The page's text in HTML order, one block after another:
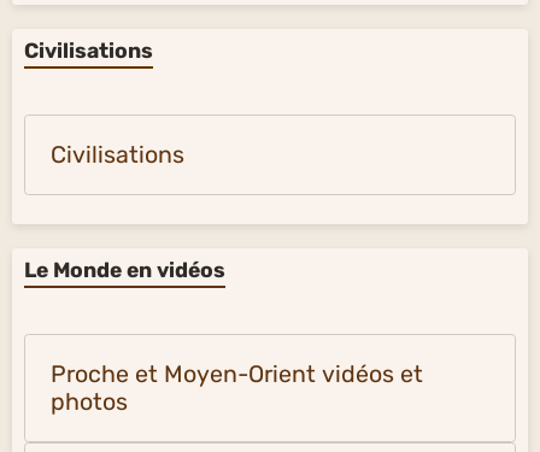
Civilisations
Civilisations
Le Monde en vidéos
Proche et Moyen-Orient vidéos et
photos